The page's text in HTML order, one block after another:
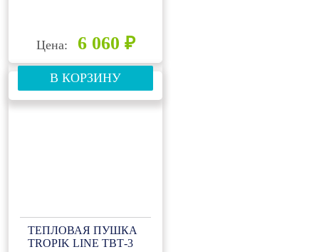
Цена: 6 060 ₽
В КОРЗИНУ
ТЕПЛОВАЯ ПУШКА
TROPIK LINE ТВТ-3